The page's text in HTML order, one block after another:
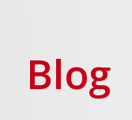
Blog